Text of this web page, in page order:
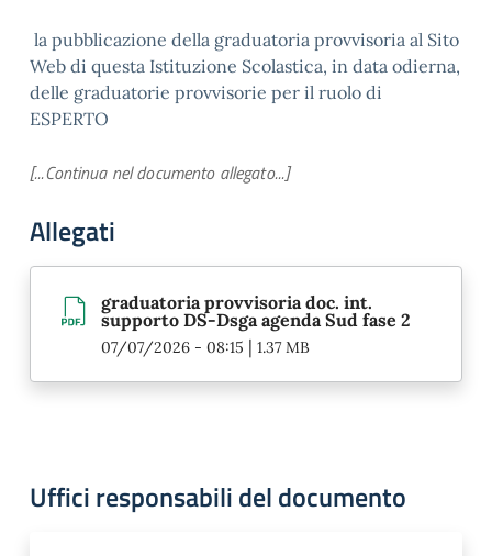
la pubblicazione della graduatoria provvisoria al Sito
Web di questa Istituzione Scolastica, in data odierna,
delle graduatorie provvisorie per il ruolo di
ESPERTO
[...Continua nel documento allegato...]
Allegati
graduatoria provvisoria doc. int.
supporto DS-Dsga agenda Sud fase 2
07/07/2026 - 08:15 | 1.37 MB
Uffici responsabili del documento